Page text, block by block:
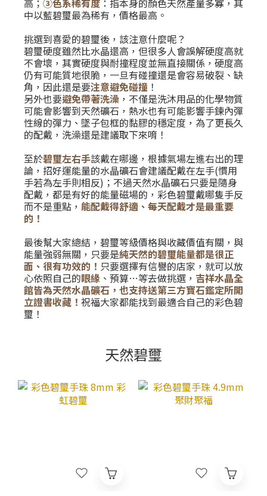
中以藍碧璽最為稀有，價格最高。
挑選到喜愛的碧璽後，該注意什麼呢？
碧璽硬度雖然比水晶還高，但很多人會誤解硬度高就
不會壞，其實硬度與耐撞程度並無直接關係，硬度高
仍有可能質地很脆，一旦有碰撞還是會容易破裂、缺
角，因此還是要注意避免碰撞 ！
另外也要避免帶著洗澡 ，不僅是洗沐用品的化學物質
可能會影響到天然礦石，熱水也有可能影響手鍊內彈
性線的彈力、墜子包框的黏膠的穩定度，為了更長久
的配戴，洗澡還是建議取下來唷！
至於碧璽左右手該戴在哪邊，根據氣場左進右出的理
論，招好運能量的水晶礦石會建議配戴在左手(慣用
手若為左手則相反)；不過天然水晶礦石只要是隨身
配戴，都是有好的能量磁場的，彩色碧璽戴哪隻手反
而不是重點， 能配戴得舒適、每天配戴才是最重要
的！
最後幫大家總結，碧璽等級價格與收藏價值有關，與
能量強弱無關，只要是純天然的碧璽能量都是很正
面、很有功效的！ 只要選擇有信譽的店家，就可以放
心依照自己的眼緣 、預算…等去做挑選， 吉祥水晶全
館皆為天然水晶礦石，也支持送第三方寶石鑑定所開
立證書收藏！ 祝福大家都能找到最適合自己的彩色碧
璽！
天然碧璽